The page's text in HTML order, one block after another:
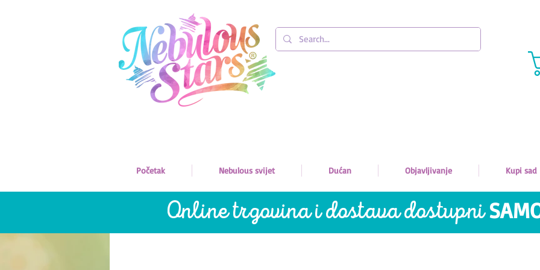
Početak Nebulous svijet Dućan Objavljivanje Kupi sad
Online trgovina i dostavadostupni